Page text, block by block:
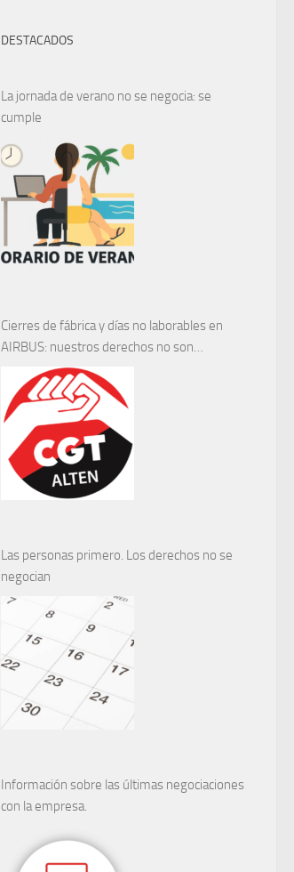
DESTACADOS
La jornada de verano no se negocia: se
cumple
Cierres de fábrica y días no laborables en
AIRBUS: nuestros derechos no son
negociables
Las personas primero. Los derechos no se
negocian
Información sobre las últimas negociaciones
con la empresa.